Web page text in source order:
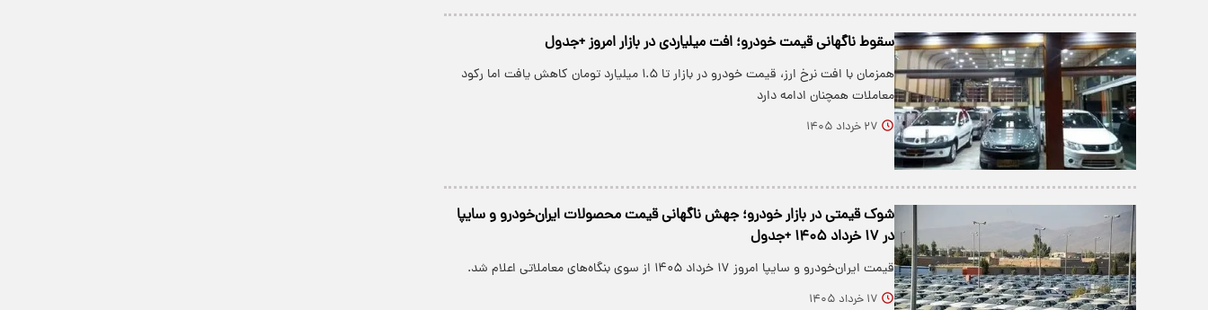
سقوط ناگهانی قیمت خودرو؛ افت میلیاردی در بازار امروز +جدول
همزمان با افت نرخ ارز، قیمت خودرو در بازار تا ۱.۵ میلیارد تومان کاهش یافت اما رکود
معاملات همچنان ادامه دارد
۲۷ خرداد ۱۴۰۵
شوک قیمتی در بازار خودرو؛ جهش ناگهانی قیمت محصولات ایران‌خودرو و سایپا
در ۱۷ خرداد ۱۴۰۵ +جدول
قیمت ایران‌خودرو و سایپا امروز ۱۷ خرداد ۱۴۰۵ از سوی بنگاه‌های معاملاتی اعلام شد.
۱۷ خرداد ۱۴۰۵